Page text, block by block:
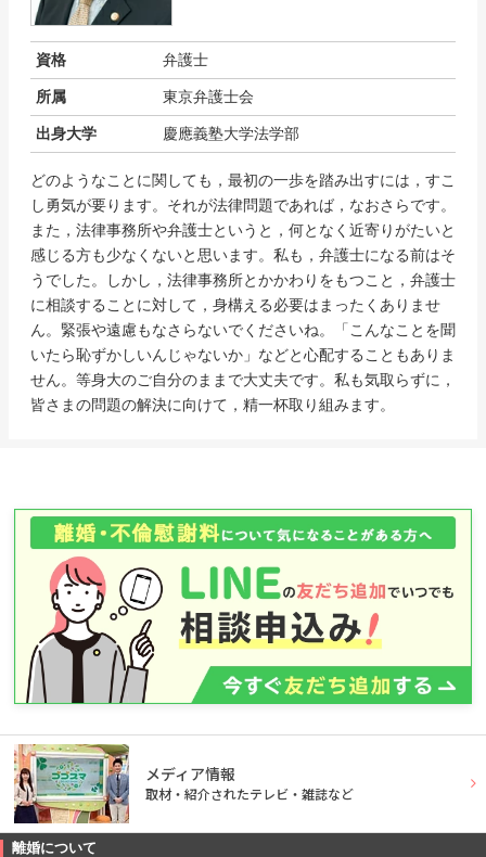
資格 弁護士
所属 東京弁護士会
出身大学 慶應義塾大学法学部
どのようなことに関しても，最初の一歩を踏み出すには，すこ
し勇気が要ります。それが法律問題であれば，なおさらです。
また，法律事務所や弁護士というと，何となく近寄りがたいと
感じる方も少なくないと思います。私も，弁護士になる前はそ
うでした。しかし，法律事務所とかかわりをもつこと，弁護士
に相談することに対して，身構える必要はまったくありませ
ん。緊張や遠慮もなさらないでくださいね。「こんなことを聞
いたら恥ずかしいんじゃないか」などと心配することもありま
せん。等身大のご自分のままで大丈夫です。私も気取らずに，
皆さまの問題の解決に向けて，精一杯取り組みます。
メディア情報
取材・紹介されたテレビ・雑誌など
離婚について